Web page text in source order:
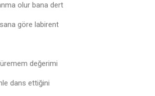
olur bana dert
göre labirent
değerimi
dans ettiğini